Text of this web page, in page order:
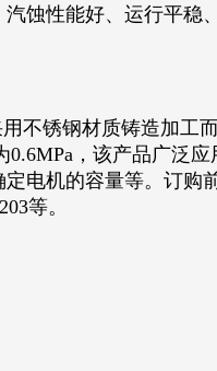
蚀性能好、运行平稳
锈钢材质铸造加工而
，该产品广泛
电机的容量等。订购
等。